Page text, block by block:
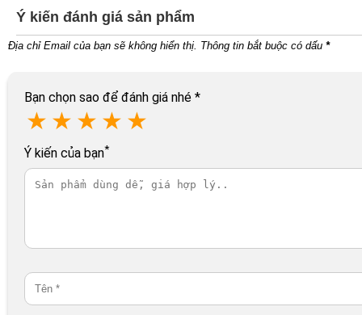
Ý kiến đánh giá sản phẩm
Địa chỉ Email của bạn sẽ không hiển thị. Thông tin bắt buộc có dấu *
Bạn chọn sao để đánh giá nhé *
★ ★ ★ ★ ★
Ý kiến của bạn*